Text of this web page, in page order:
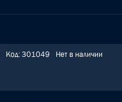
Код: 301049 Нет в наличии